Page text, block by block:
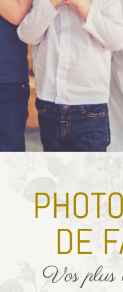
DE
Vos plus